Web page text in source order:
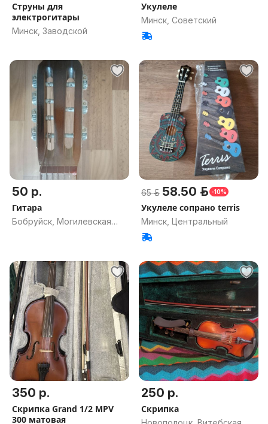
Струны для
электрогитары
Минск, Заводской
Укулеле
Минск, Советский
50 р.
Гитара
Бобруйск, Могилевская
65 р. 58.50 р. -10%
Укулеле сопрано terris
Минск, Центральный
350 р.
Скрипка Grand 1/2 MPV
300 матовая
250 р.
Скрипка